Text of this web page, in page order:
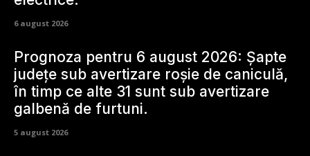
6 august 2026
Prognoza pentru 6 august 2026: Șapte
județe sub avertizare roșie de caniculă,
în timp ce alte 31 sunt sub avertizare
galbenă de furtuni.
5 august 2026